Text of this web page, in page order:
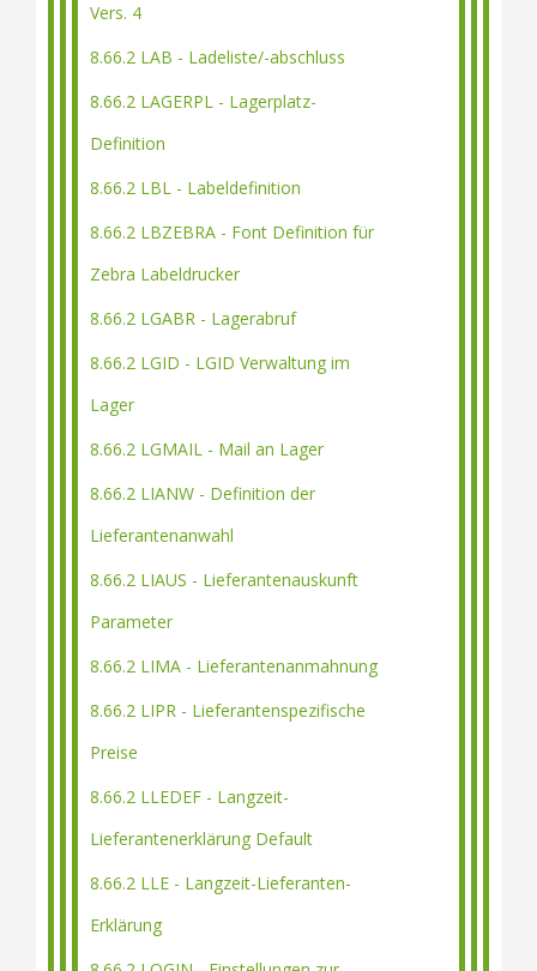
Vers. 4
8.66.2 LAB - Ladeliste/-abschluss
8.66.2 LAGERPL - Lagerplatz-
Definition
8.66.2 LBL - Labeldefinition
8.66.2 LBZEBRA - Font Definition für
Zebra Labeldrucker
8.66.2 LGABR - Lagerabruf
8.66.2 LGID - LGID Verwaltung im
Lager
8.66.2 LGMAIL - Mail an Lager
8.66.2 LIANW - Definition der
Lieferantenanwahl
8.66.2 LIAUS - Lieferantenauskunft
Parameter
8.66.2 LIMA - Lieferantenanmahnung
8.66.2 LIPR - Lieferantenspezifische
Preise
8.66.2 LLEDEF - Langzeit-
Lieferantenerklärung Default
8.66.2 LLE - Langzeit-Lieferanten-
Erklärung